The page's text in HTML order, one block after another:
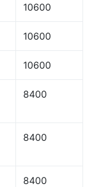
10600
10600
10600
8400
8400
8400